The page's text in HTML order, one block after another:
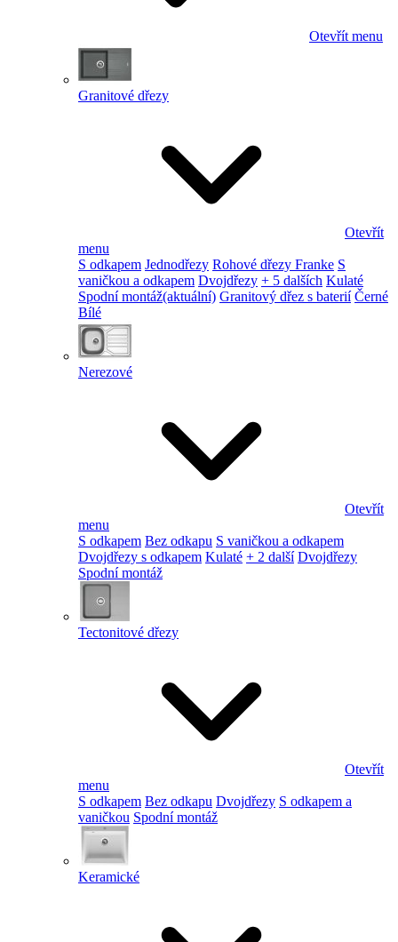
Otevřít menu
Granitové dřezy
Otevřít
menu
S odkapem Jednodřezy Rohové dřezy Franke S
vaničkou a odkapem Dvojdřezy + 5 dalších Kulaté
Spodní montáž(aktuální) Granitový dřez s baterií Černé
Bílé
Nerezové
Otevřít
menu
S odkapem Bez odkapu S vaničkou a odkapem
Dvojdřezy s odkapem Kulaté + 2 další Dvojdřezy
Spodní montáž
Tectonitové dřezy
Otevřít
menu
S odkapem Bez odkapu Dvojdřezy S odkapem a
vaničkou Spodní montáž
Keramické